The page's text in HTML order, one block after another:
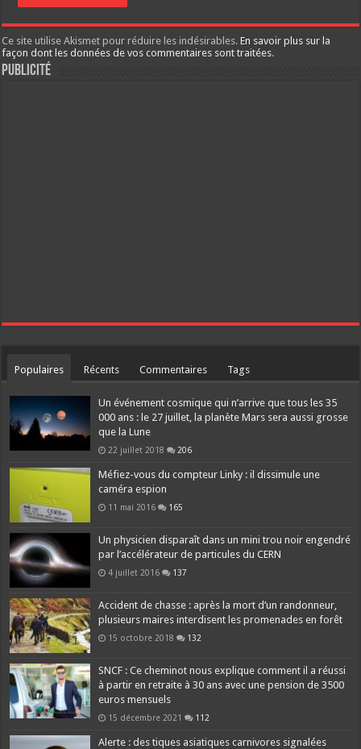
Ce site utilise Akismet pour réduire les indésirables.En savoir plus sur la
façon dont les données de vos commentaires sont traitées.
Publicité
Populaires Récents Commentaires Tags
Un événement cosmique qui n’arrive que tous les 35
000 ans : le 27 juillet, la planète Mars sera aussi grosse
que la Lune
22 juillet 2018 206
Méfiez-vous du compteur Linky : il dissimule une
caméra espion
11 mai 2016 165
Un physicien disparaît dans un mini trou noir engendré
par l’accélérateur de particules du CERN
4 juillet 2016 137
Accident de chasse : après la mort d’un randonneur,
plusieurs maires interdisent les promenades en forêt
15 octobre 2018 132
SNCF : Ce cheminot nous explique comment il a réussi
à partir en retraite à 30 ans avec une pension de 3500
euros mensuels
15 décembre 2021 112
Alerte : des tiques asiatiques carnivores signalées